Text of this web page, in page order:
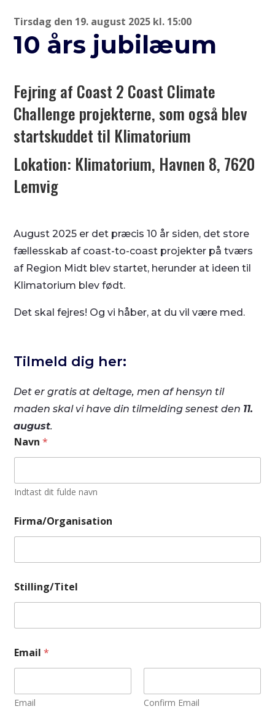
Tirsdag den 19. august 2025 kl. 15:00
10 års jubilæum
Fejring af Coast 2 Coast Climate
Challenge projekterne, som også blev
startskuddet til Klimatorium
Lokation: Klimatorium, Havnen 8, 7620
Lemvig
August 2025 er det præcis 10 år siden, det store
fællesskab af coast-to-coast projekter på tværs
af Region Midt blev startet, herunder at ideen til
Klimatorium blev født.
Det skal fejres! Og vi håber, at du vil være med.
Tilmeld dig her:
Det er gratis at deltage, men af hensyn til
maden skal vi have din tilmelding senest den 11.
august.
Navn*
Indtast dit fulde navn
Firma/Organisation
Stilling/Titel
Email*
Email Confirm Email